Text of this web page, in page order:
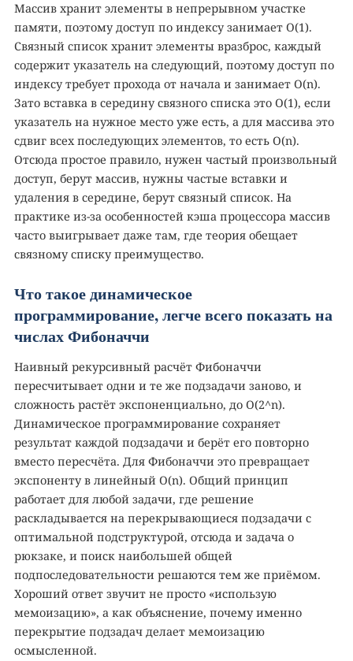
Массив хранит элементы в непрерывном участке
памяти, поэтому доступ по индексу занимает O(1).
Связный список хранит элементы вразброс, каждый
содержит указатель на следующий, поэтому доступ по
индексу требует прохода от начала и занимает O(n).
Зато вставка в середину связного списка это O(1), если
указатель на нужное место уже есть, а для массива это
сдвиг всех последующих элементов, то есть O(n).
Отсюда простое правило, нужен частый произвольный
доступ, берут массив, нужны частые вставки и
удаления в середине, берут связный список. На
практике из-за особенностей кэша процессора массив
часто выигрывает даже там, где теория обещает
связному списку преимущество.
Что такое динамическое
программирование, легче всего показать на
числах Фибоначчи
Наивный рекурсивный расчёт Фибоначчи
пересчитывает одни и те же подзадачи заново, и
сложность растёт экспоненциально, до O(2^n).
Динамическое программирование сохраняет
результат каждой подзадачи и берёт его повторно
вместо пересчёта. Для Фибоначчи это превращает
экспоненту в линейный O(n). Общий принцип
работает для любой задачи, где решение
раскладывается на перекрывающиеся подзадачи с
оптимальной подструктурой, отсюда и задача о
рюкзаке, и поиск наибольшей общей
подпоследовательности решаются тем же приёмом.
Хороший ответ звучит не просто «использую
мемоизацию», а как объяснение, почему именно
перекрытие подзадач делает мемоизацию
осмысленной.